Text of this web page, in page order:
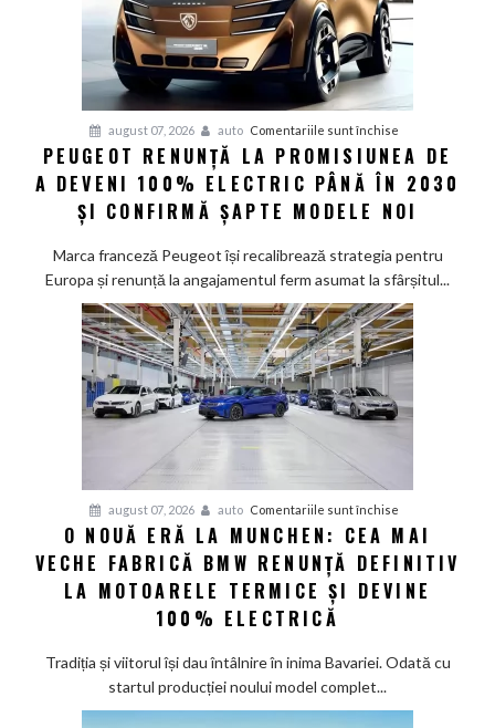
august 07, 2026 auto Comentariile sunt închise
Peugeot
renunță
la
de
a
100%
electric
până
2030
șapte
noi
PEUGEOT RENUNȚĂ LA PROMISIUNEA DE
A DEVENI 100% ELECTRIC PÂNĂ ÎN 2030
ȘI CONFIRMĂ ȘAPTE MODELE NOI
Marca franceză Peugeot își recalibrează strategia pentru
Europa și renunță la angajamentul ferm asumat la sfârșitul...
august 07, 2026 auto Comentariile sunt închise
O
nouă
eră
Cea
O NOUĂ ERĂ LA MUNCHEN: CEA MAI
VECHE FABRICĂ BMW RENUNȚĂ DEFINITIV
LA MOTOARELE TERMICE ȘI DEVINE
100% ELECTRICĂ
Tradiția și viitorul își dau întâlnire în inima Bavariei. Odată cu
startul producției noului model complet...